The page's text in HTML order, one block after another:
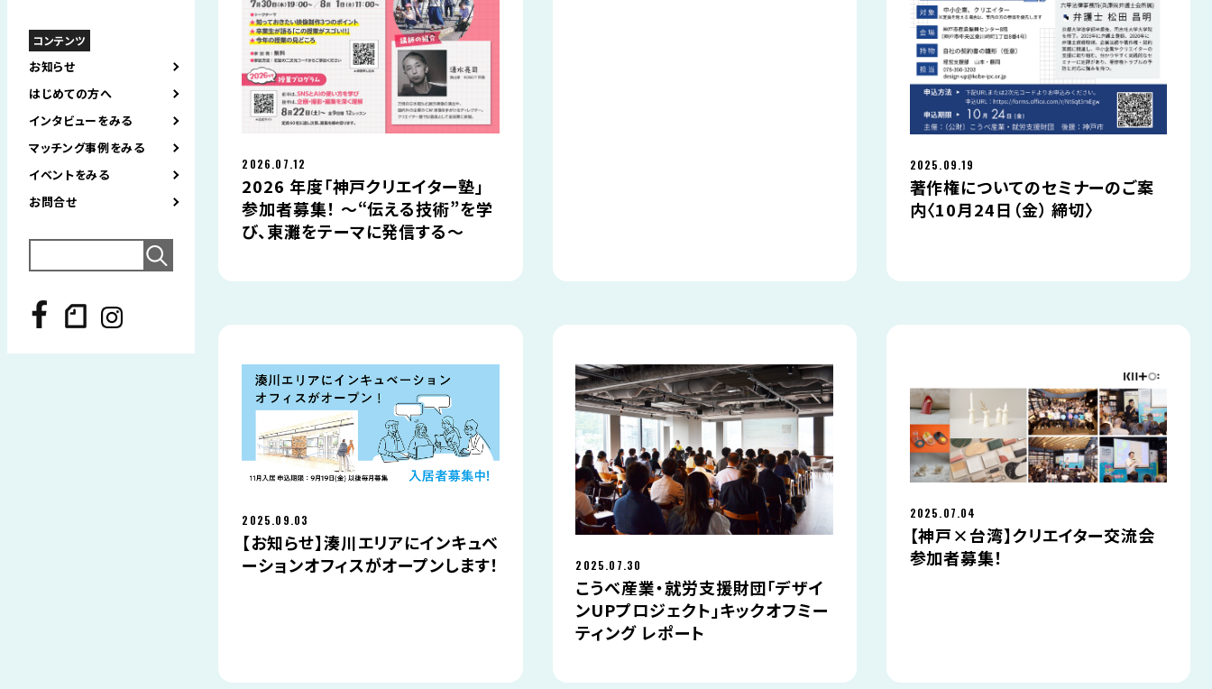
コンテンツ
お知らせ
はじめての方へ
インタビューをみる
マッチング事例をみる
イベントをみる
お問合せ
for:
2026.07.12
2026 年度「神戸クリエイター塾」
参加者募集！ ～“伝える技術”を学
び、東灘をテーマに発信する～
2025.09.19
著作権についてのセミナーのご案
内〈10月24日（金） 締切〉
2025.09.03
【お知らせ】湊川エリアにインキュベ
ーションオフィスがオープンします！
2025.07.30
こうべ産業・就労支援財団「デザイ
ンUPプロジェクト」キックオフミー
ティング レポート
2025.07.04
【神戸×台湾】クリエイター交流会
参加者募集！